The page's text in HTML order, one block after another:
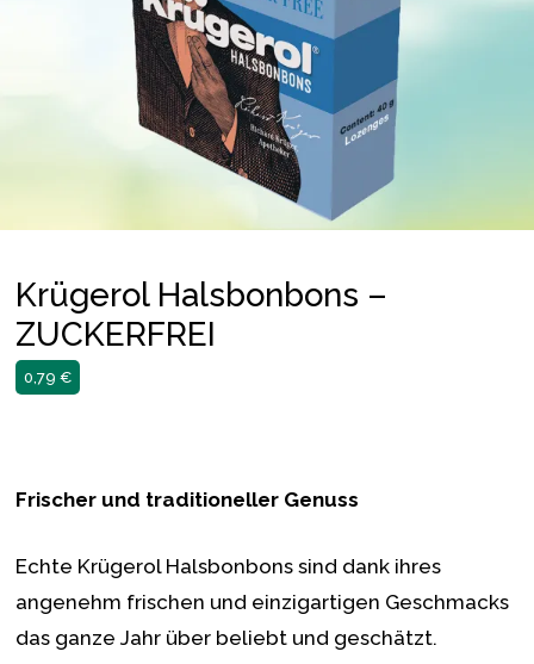
Krügerol Halsbonbons –
ZUCKERFREI
0,79€
Frischer und traditioneller Genuss
Echte Krügerol Halsbonbons sind dank ihres
angenehm frischen und einzigartigen Geschmacks
das ganze Jahr über beliebt und geschätzt.